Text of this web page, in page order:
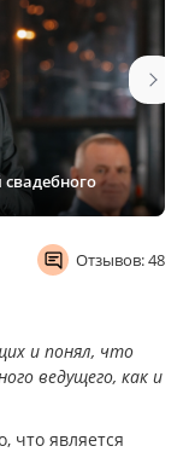
Отзывов: 48
и понял, что
ведущего, как и
что является